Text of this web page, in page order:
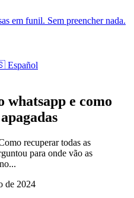
em funil. Sem preencher nada.
Español
e como
recuperar todas as
para onde vão as
de 2024